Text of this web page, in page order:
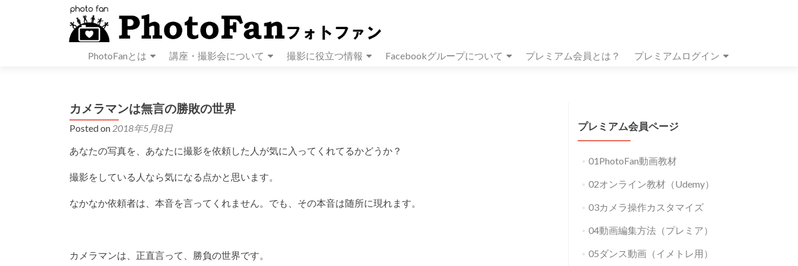
PhotoFanとは 講座・撮影会について 撮影に役立つ情報 Facebookグループについて プレミアム会員とは？ プレミアムログイン
カメラマンは無言の勝敗の世界
Posted on 2018年5月8日
あなたの写真を、あなたに撮影を依頼した人が気に入ってくれてるかどうか？
撮影をしている人なら気になる点かと思います。
なかなか依頼者は、本音を言ってくれません。でも、その本音は随所に現れます。
カメラマンは、正直言って、勝負の世界です。
プレミアム会員ページ
01PhotoFan動画教材
02オンライン教材（Udemy）
03カメラ操作カスタマイズ
04動画編集方法（プレミア）
05ダンス動画（イメトレ用）